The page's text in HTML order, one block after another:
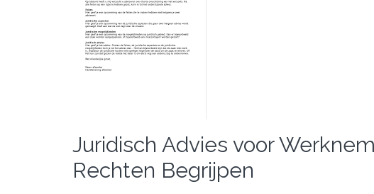
Juridisch Advies voor
Rechten Begrijpen